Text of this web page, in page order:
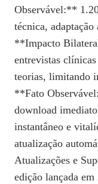
Observável:**
técnica,
**Impacto
entrevistas
teorias, limitando
**Fato
download
instantâneo e
atualização
Atualizações e
edição lançada